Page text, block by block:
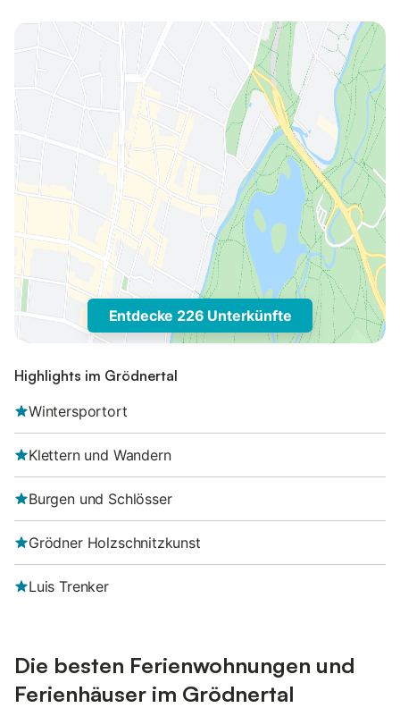
Entdecke 226 Unterkünfte
Highlights im Grödnertal
Wintersportort
Klettern und Wandern
Burgen und Schlösser
Grödner Holzschnitzkunst
Luis Trenker
Die besten Ferienwohnungen und
Ferienhäuser im Grödnertal